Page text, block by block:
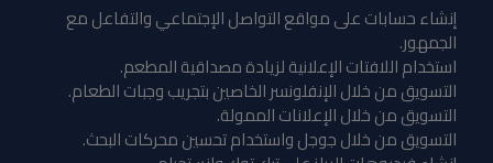
إنشاء حسابات على مواقع التواصل الإجتماعي والتفاعل مع
الجمهور.
استخدام اللافتات الإعلانية لزيادة مصداقية المطعم.
التسويق من خلال الإنفلونسر الخاصين بتجريب وجبات الطعام.
التسويق من خلال الإعلانات الممولة.
التسويق من خلال جوجل واستخدام تحسين محركات البحث.